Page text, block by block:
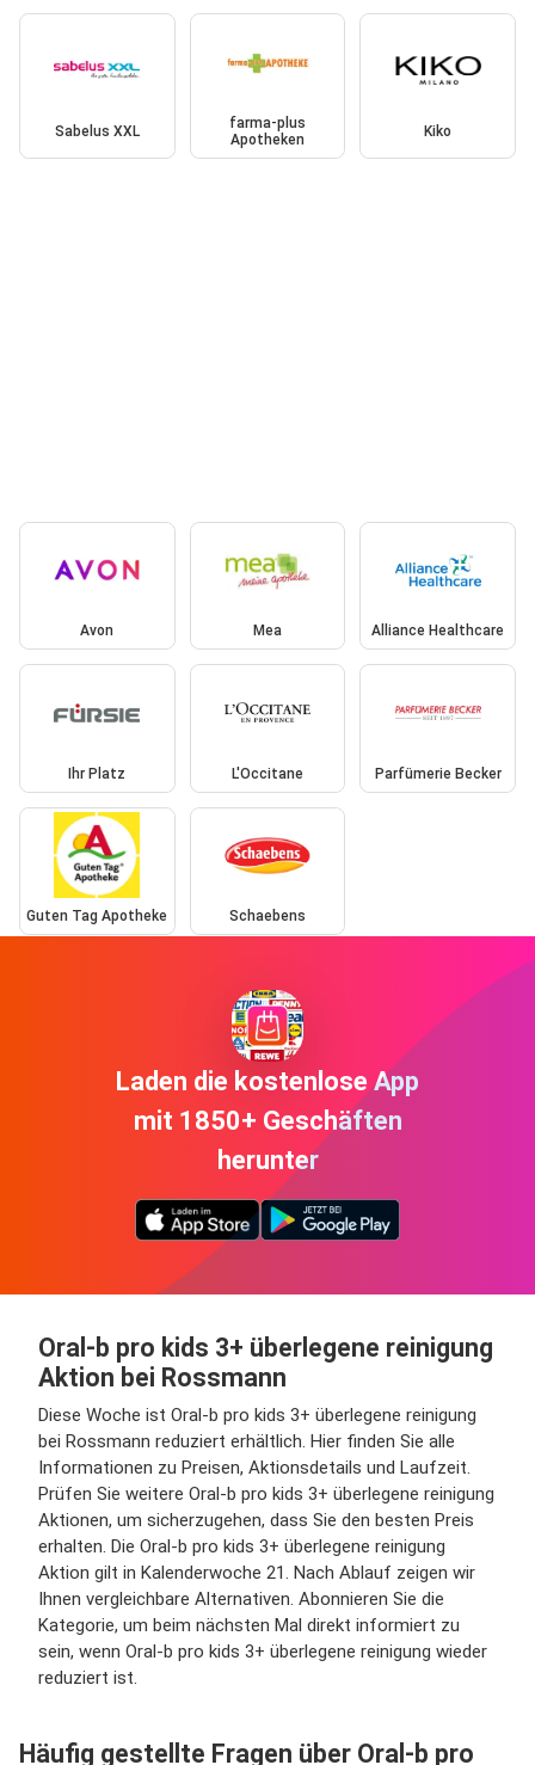
Sabelus XXL
farma-plus
Apotheken
Kiko
Avon Mea Alliance Healthcare
Ihr Platz L'Occitane Parfümerie Becker
Guten Tag Apotheke Schaebens
Laden die kostenlose App
mit 1850+ Geschäften
herunter
Oral-b pro kids 3+ überlegene reinigung
Aktion bei Rossmann
Diese Woche ist Oral-b pro kids 3+ überlegene reinigung
bei Rossmann reduziert erhältlich. Hier finden Sie alle
Informationen zu Preisen, Aktionsdetails und Laufzeit.
Prüfen Sie weitere Oral-b pro kids 3+ überlegene reinigung
Aktionen, um sicherzugehen, dass Sie den besten Preis
erhalten. Die Oral-b pro kids 3+ überlegene reinigung
Aktion gilt in Kalenderwoche 21. Nach Ablauf zeigen wir
Ihnen vergleichbare Alternativen. Abonnieren Sie die
Kategorie, um beim nächsten Mal direkt informiert zu
sein, wenn Oral-b pro kids 3+ überlegene reinigung wieder
reduziert ist.
Häufig gestellte Fragen über Oral-b pro